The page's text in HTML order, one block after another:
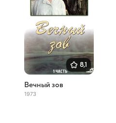
8,1
Вечный зов
1973